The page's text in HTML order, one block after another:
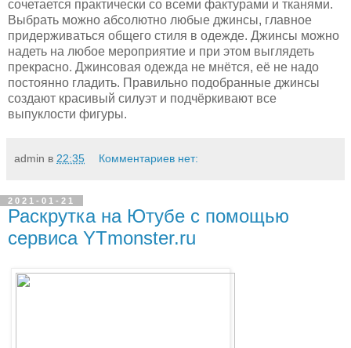
сочетается практически со всеми фактурами и тканями.
Выбрать можно абсолютно любые джинсы, главное
придерживаться общего стиля в одежде. Джинсы можно
надеть на любое мероприятие и при этом выглядеть
прекрасно. Джинсовая одежда не мнётся, её не надо
постоянно гладить. Правильно подобранные джинсы
создают красивый силуэт и подчёркивают все
выпуклости фигуры.
admin в 22:35 Комментариев нет:
2021-01-21
Раскрутка на Ютубе с помощью
сервиса YTmonster.ru